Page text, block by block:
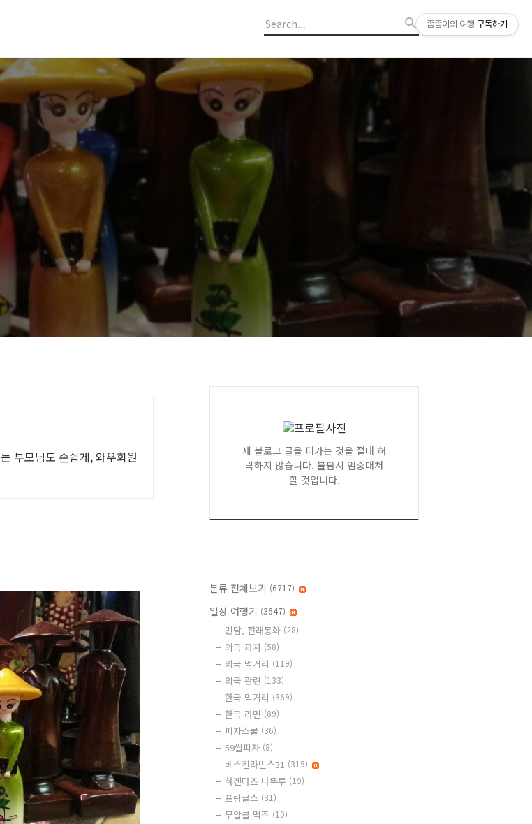
부모님도 손쉽게, 와우회원
제 블로그 글을 퍼가는 것을 절대 허
락하지 않습니다. 불펌시 엄중대처
할 것입니다.
분류 전체보기 (6717)
일상 여행기 (3647)
민담, 전래동화 (28)
외국 과자 (58)
외국 먹거리 (119)
외국 관련 (133)
한국 먹거리 (369)
한국 라면 (89)
피자스쿨 (36)
59쌀피자 (8)
베스킨라빈스31 (315)
하겐다즈 나뚜루 (19)
프링글스 (31)
무알콜 맥주 (10)
좀좀이의 여행 구독하기